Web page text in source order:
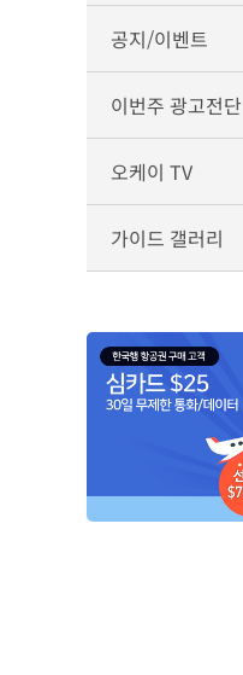
공지/이벤트
이번주 광고전단
오케이 TV
가이드 갤러리